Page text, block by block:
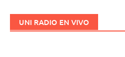
UNI RADIO EN VIVO